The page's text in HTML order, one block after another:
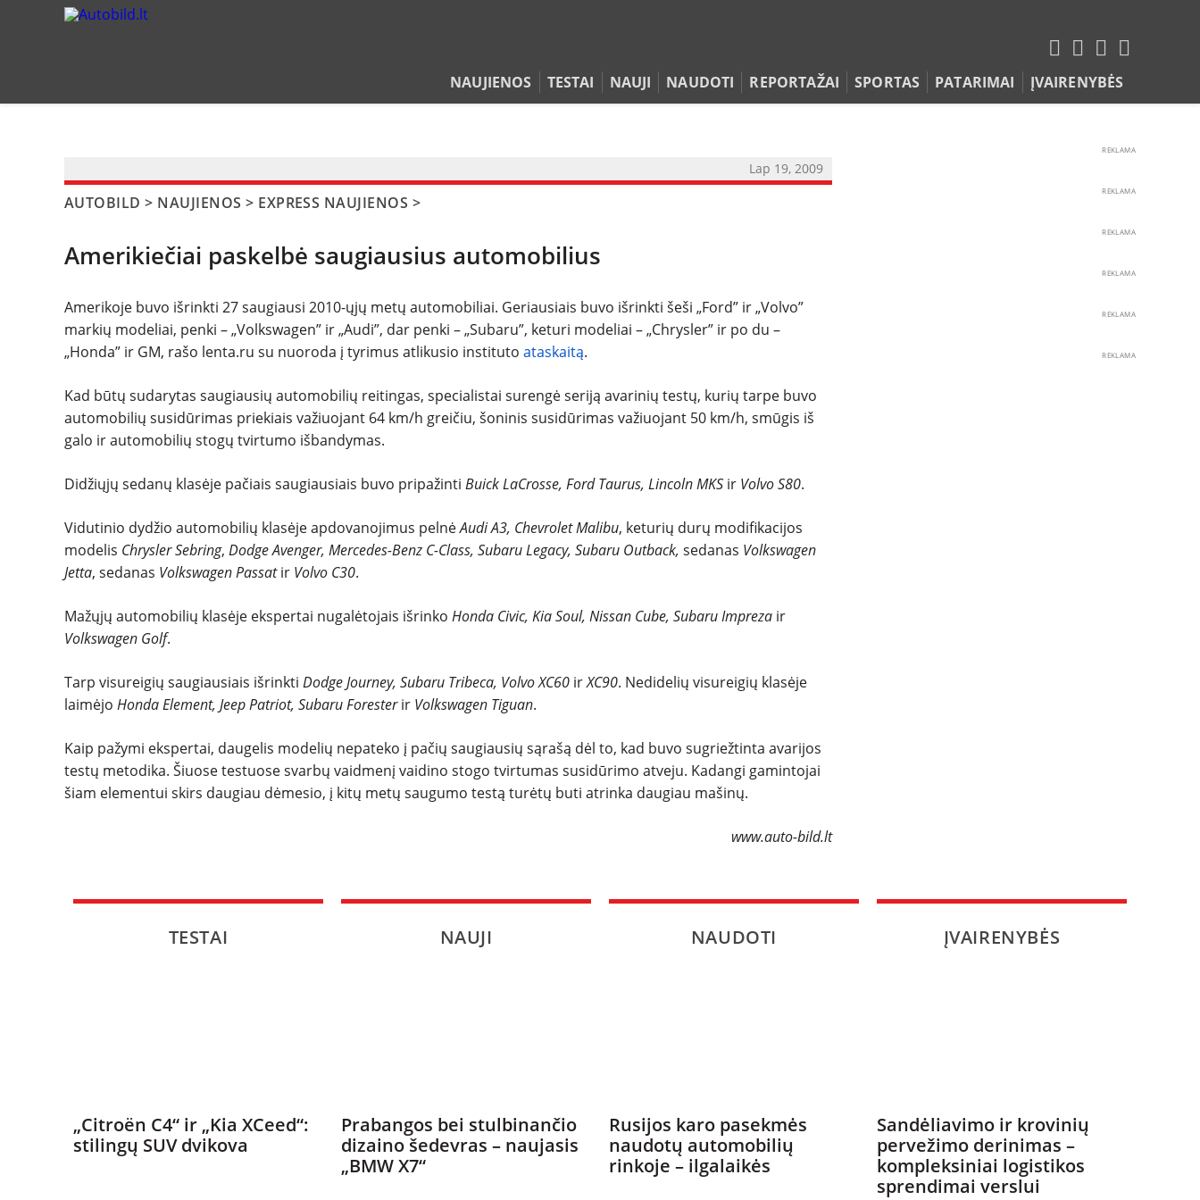
NAUJIENOS TESTAI NAUJI NAUDOTI REPORTAŽAI SPORTAS PATARIMAI ĮVAIRENYBĖS
TESTAI
NAUJI
NAUDOTI
REPORTAŽAI
ĮVAIRENYBĖS
Lap 19, 2009
AUTOBILD > NAUJIENOS > EXPRESS NAUJIENOS >
Amerikiečiai paskelbė saugiausius automobilius
Amerikoje buvo išrinkti 27 saugiausi 2010-ųjų metų automobiliai. Geriausiais buvo išrinkti šeši „Ford” ir „Volvo”
markių modeliai, penki – „Volkswagen” ir „Audi”, dar penki – „Subaru”, keturi modeliai – „Chrysler” ir po du –
„Honda” ir GM, rašo lenta.ru su nuoroda į tyrimus atlikusio instituto ataskaitą.
Kad būtų sudarytas saugiausių automobilių reitingas, specialistai surengė seriją avarinių testų, kurių tarpe buvo
automobilių susidūrimas priekiais važiuojant 64 km/h greičiu, šoninis susidūrimas važiuojant 50 km/h, smūgis iš
galo ir automobilių stogų tvirtumo išbandymas.
Didžiųjų sedanų klasėje pačiais saugiausiais buvo pripažinti Buick LaCrosse, Ford Taurus, Lincoln MKS ir Volvo S80.
Vidutinio dydžio automobilių klasėje apdovanojimus pelnėAudi A3, Chevrolet Malibu, keturių durų modifikacijos
modelis Chrysler Sebring, Dodge Avenger, Mercedes-Benz C-Class, Subaru Legacy, Subaru Outback, sedanas Volkswagen
Jetta, sedanas Volkswagen Passatir Volvo C30.
Mažųjų automobilių klasėje ekspertai nugalėtojais išrinko Honda Civic, Kia Soul, Nissan Cube, Subaru Impreza ir
Volkswagen Golf.
Tarp visureigių saugiausiais išrinkti Dodge Journey, Subaru Tribeca, Volvo XC60 irXC90. Nedidelių visureigių klasėje
laimėjo Honda Element, Jeep Patriot, Subaru Foresterir Volkswagen Tiguan.
Kaip pažymi ekspertai, daugelis modelių nepateko į pačių saugiausių sąrašą dėl to, kad buvo sugriežtinta avarijos
testų metodika. Šiuose testuose svarbų vaidmenį vaidino stogo tvirtumas susidūrimo atveju. Kadangi gamintojai
šiam elementui skirs daugiau dėmesio, į kitų metų saugumo testą turėtų buti atrinka daugiau mašinų.
www.auto-bild.lt
REKLAMA
REKLAMA
REKLAMA
REKLAMA
REKLAMA
REKLAMA
TESTAI
„Citroën C4“ ir „Kia XCeed“:
stilingų SUV dvikova
NAUJI
Prabangos bei stulbinančio
dizaino šedevras – naujasis
„BMW X7“
NAUDOTI
Rusijos karo pasekmės
naudotų automobilių
rinkoje – ilgalaikės
ĮVAIRENYBĖS
Sandėliavimo ir krovinių
pervežimo derinimas –
kompleksiniai logistikos
sprendimai verslui